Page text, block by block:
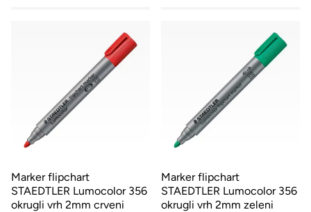
Marker flipchart
STAEDTLER Lumocolor 356
okrugli vrh 2mm crveni
Marker flipchart
STAEDTLER Lumocolor 356
okrugli vrh 2mm zeleni